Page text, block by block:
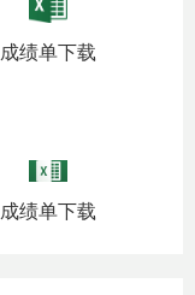
成绩单下载
成绩单下载